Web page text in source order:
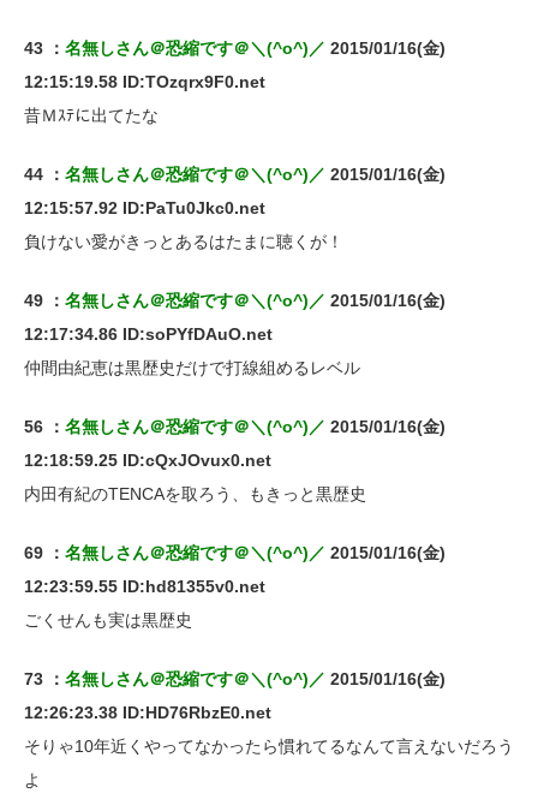
43 ： 名無しさん＠恐縮です＠＼(^o^)／ 2015/01/16(金)
12:15:19.58 ID:TOzqrx9F0.net
昔Ｍｽﾃに出てたな
44 ： 名無しさん＠恐縮です＠＼(^o^)／ 2015/01/16(金)
12:15:57.92 ID:PaTu0Jkc0.net
負けない愛がきっとあるはたまに聴くが！
49 ： 名無しさん＠恐縮です＠＼(^o^)／ 2015/01/16(金)
12:17:34.86 ID:soPYfDAuO.net
仲間由紀恵は黒歴史だけで打線組めるレベル
56 ： 名無しさん＠恐縮です＠＼(^o^)／ 2015/01/16(金)
12:18:59.25 ID:cQxJOvux0.net
内田有紀のTENCAを取ろう、もきっと黒歴史
69 ： 名無しさん＠恐縮です＠＼(^o^)／ 2015/01/16(金)
12:23:59.55 ID:hd81355v0.net
ごくせんも実は黒歴史
73 ： 名無しさん＠恐縮です＠＼(^o^)／ 2015/01/16(金)
12:26:23.38 ID:HD76RbzE0.net
そりゃ10年近くやってなかったら慣れてるなんて言えないだろう
よ